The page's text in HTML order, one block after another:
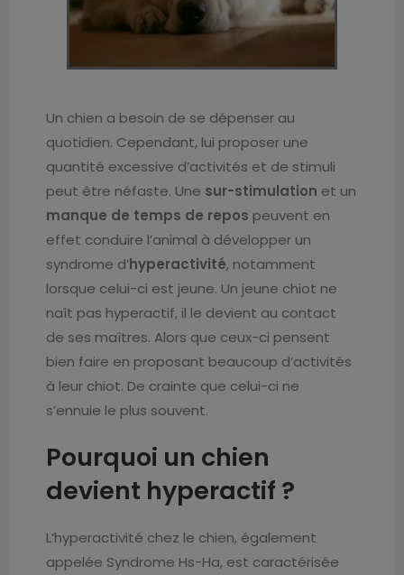
Un chien a besoin de se dépenser au
quotidien. Cependant, lui proposer une
quantité excessive d’activités et de stimuli
peut être néfaste. Une sur-stimulation et un
manque de temps de repos peuvent en
effet conduire l’animal à développer un
syndrome d’hyperactivité, notamment
lorsque celui-ci est jeune. Un jeune chiot ne
naît pas hyperactif, il le devient au contact
de ses maîtres. Alors que ceux-ci pensent
bien faire en proposant beaucoup d’activités
à leur chiot. De crainte que celui-ci ne
s’ennuie le plus souvent.
Pourquoi un chien
devient hyperactif ?
L’hyperactivité chez le chien, également
appelée Syndrome Hs-Ha, est caractérisée